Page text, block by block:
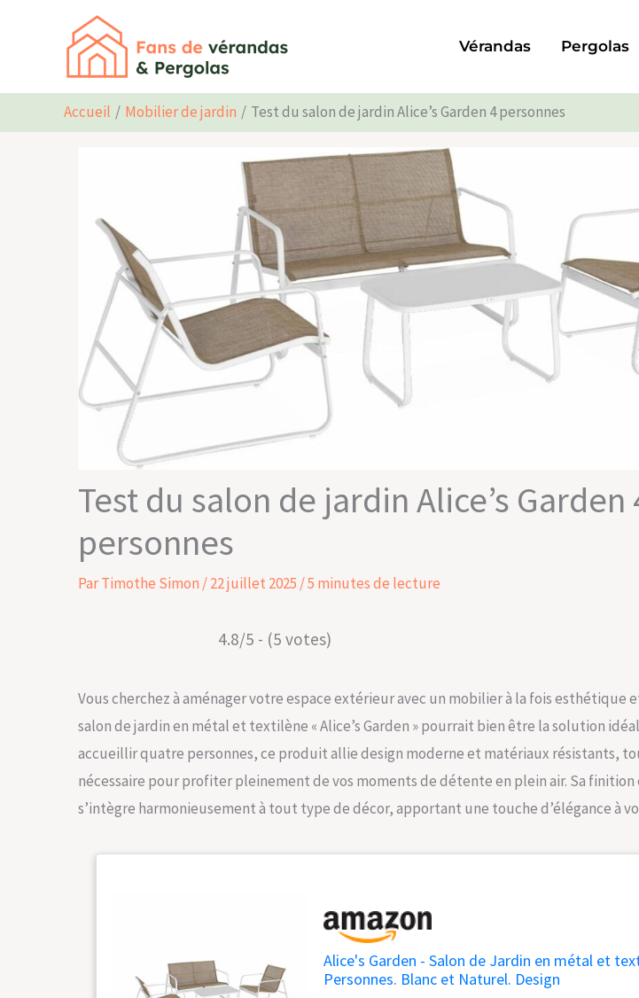
Vérandas Pergolas
Accueil Mobilier de jardin Test du salon de jardin Alice’s Garden 4 personnes
Test du salon de jardin Alice’s Garden
personnes
ParTimothe Simon /22 juillet 2025 /5 minutes de lecture
4.8/5 - (5 votes)
Vous cherchez à aménager votre espace extérieur avec un mobilier à la fois esthétique
salon de jardin en métal et textilène « Alice’s Garden » pourrait bien être la solution
accueillir quatre personnes, ce produit allie design moderne et matériaux résistants,
nécessaire pour profiter pleinement de vos moments de détente en plein air. Sa
s’intègre harmonieusement à tout type de décor, apportant une touche d’élégance à
Alice's Garden - Salon de Jardin en métal et
Personnes. Blanc et Naturel. Design